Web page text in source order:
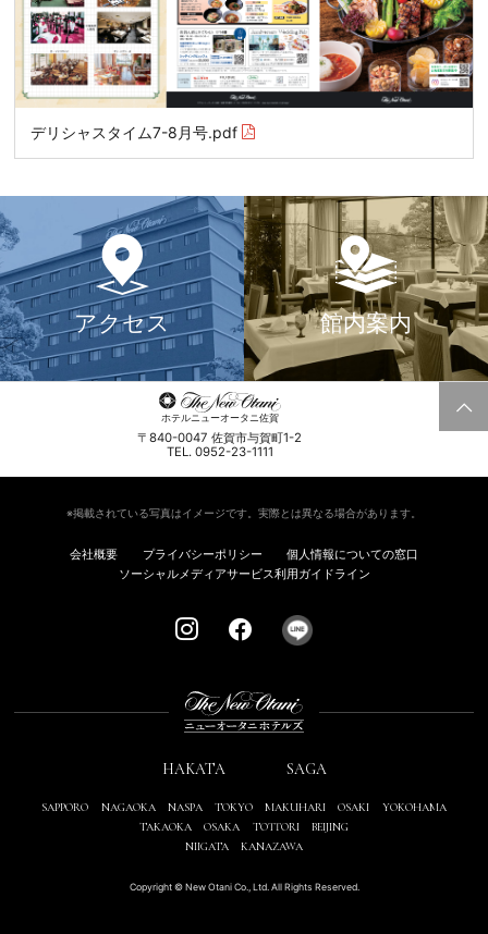
デリシャスタイム7-8月号.pdf
アクセス 館内案内
ホテルニューオータニ佐賀
〒840-0047 佐賀市与賀町1-2
TEL. 0952-23-1111
※掲載されている写真はイメージです。実際とは異なる場合があります。
会社概要 プライバシーポリシー
個人情報についての窓口
ソーシャルメディアサービス利用ガイドライン
HAKATA SAGA
SAPPORO NAGAOKA NASPA TOKYO MAKUHARI OSAKI
YOKOHAMA
TAKAOKA
OSAKA TOTTORI
BEIJING
NIIGATA
KANAZAWA
Copyright © New Otani Co., Ltd. All Rights Reserved.